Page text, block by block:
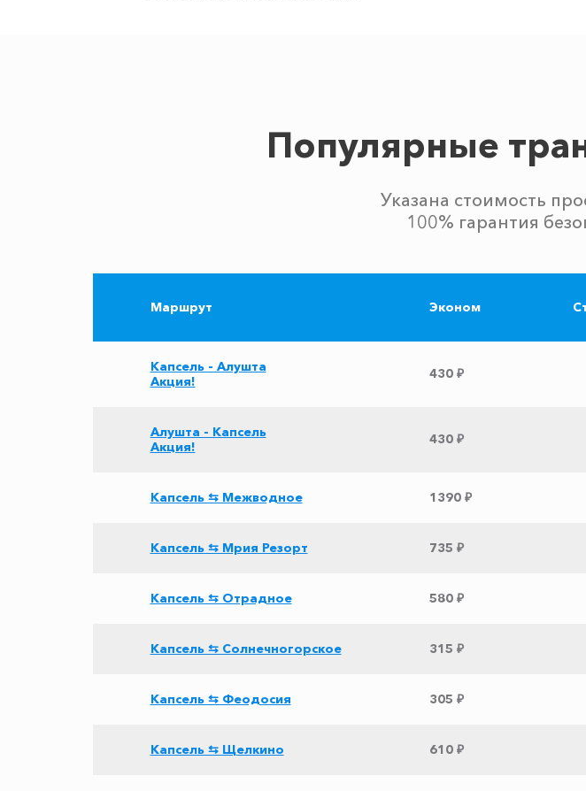
Популярные
Указана стоимость
100% гарантия
Маршрут Эконом
Капсель - Алушта
Акция!
430 ₽
Алушта - Капсель
Акция!
430 ₽
Капсель ⇆ Межводное 1390 ₽
Капсель ⇆ Мрия Резорт 735 ₽
Капсель ⇆ Отрадное 580 ₽
Капсель ⇆ Солнечногорское 315 ₽
Капсель ⇆ Феодосия 305 ₽
Капсель ⇆ Щелкино 610 ₽